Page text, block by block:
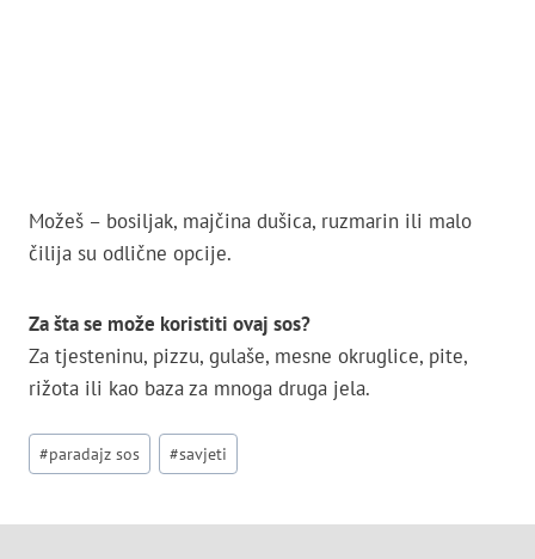
Možeš – bosiljak, majčina dušica, ruzmarin ili malo
čilija su odlične opcije.
Za šta se može koristiti ovaj sos?
Za tjesteninu, pizzu, gulaše, mesne okruglice, pite,
rižota ili kao baza za mnoga druga jela.
Post
Tags:
#paradajz sos #savjeti